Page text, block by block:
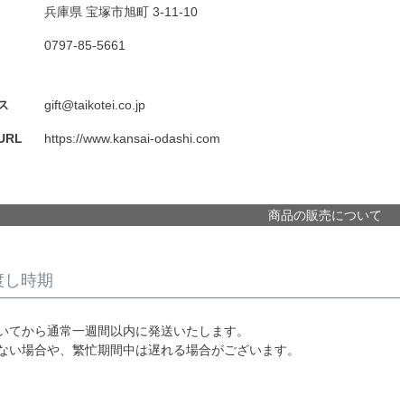
兵庫県 宝塚市旭町 3-11-10
0797-85-5661
gift@taikotei.co.jp
https://www.kansai-odashi.com
商品の販売について
時期
てから通常一週間以内に発送いたします。
い場合や、繁忙期間中は遅れる場合がございます。